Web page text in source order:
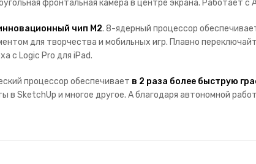
фронтальная камера в центре экрана. Работает с
чип M2. 8-ядерный процессор
для творчества и мобильных игр. Плавно
с Logic Pro для iPad.
процессор обеспечивает в 2 раза более быструю
в SketchUp и многое другое. А благодаря автономной